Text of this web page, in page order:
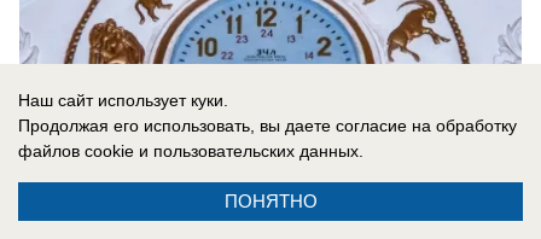
Наш сайт использует куки.
Продолжая его использовать, вы даете согласие на обработку
файлов cookie и пользовательских данных.
ПОНЯТНО